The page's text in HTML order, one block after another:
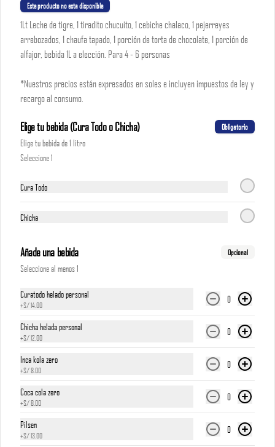
Pie de Limón
Con la receta de la abuelita de Astrid.
*Nuestros precios están expresados en soles e incluyen
impuestos de ley y recargo al consumo.
*Nuestros precios están expresados en soles e incluyen
impuestos de ley y recargo al consumo.
*Nuestros precios están expresados en soles e incluyen
Turrón
Turrón de 3 pisos, lleno de tradición y dulzura
*Nuestros precios están expresados en soles e incluyen
impuestos de ley y recargo al consumo.
Este producto no esta disponible
1Lt Leche de tigre, 1 tiradito chucuito, 1 cebiche chalaco, 1 pejerreyes
arrebozados, 1 chaufa tapado, 1 porción de torta de chocolate, 1 porción de
alfajor, bebida 1L a elección. Para 4 - 6 personas
*Nuestros precios están expresados en soles e incluyen impuestos de ley y
recargo al consumo.
Elige tu bebida (Cura Todo o Chicha) Obligatorio
Elige tu bebida de 1 litro
Seleccione 1
Cura Todo
Chicha
Añade una bebida Opcional
Seleccione al menos 1
Curatodo helado personal
+S/ 14.00
0
Chicha helada personal
+S/ 12.00
0
Inca kola zero
+S/ 8.00
0
Coca cola zero
+S/ 8.00
0
Pilsen
+S/ 13.00
0